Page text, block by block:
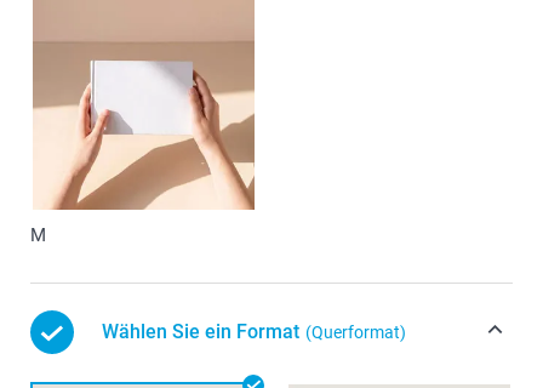
M
Wählen Sie ein Format (Querformat)